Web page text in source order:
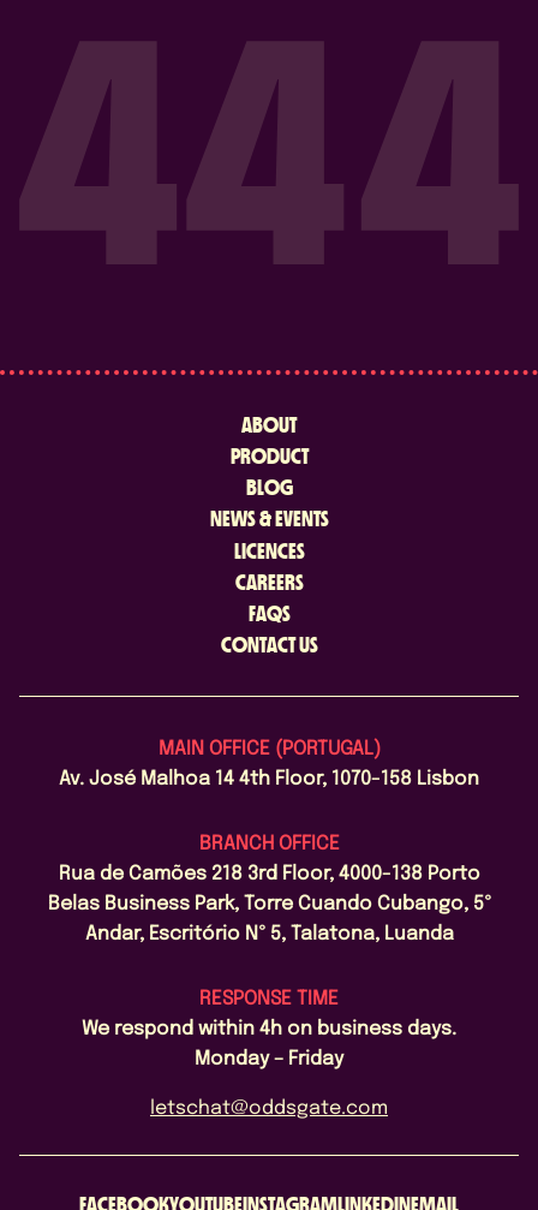
Acepto la Política de Privacidad
ABOUT
PRODUCT
BLOG
NEWS & EVENTS
LICENCES
CAREERS
FAQS
CONTACT US
MAIN OFFICE (PORTUGAL)
Av. José Malhoa 14 4th Floor, 1070-158 Lisbon
BRANCH OFFICE
Rua de Camões 218 3rd Floor, 4000-138 Porto
Belas Business Park, Torre Cuando Cubango, 5º
Andar, Escritório Nº 5, Talatona, Luanda
RESPONSE TIME
We respond within 4h on business days.
Monday – Friday
letschat@oddsgate.com
FACEBOOKYOUTUBE INSTAGRAMLINKEDIN EMAIL